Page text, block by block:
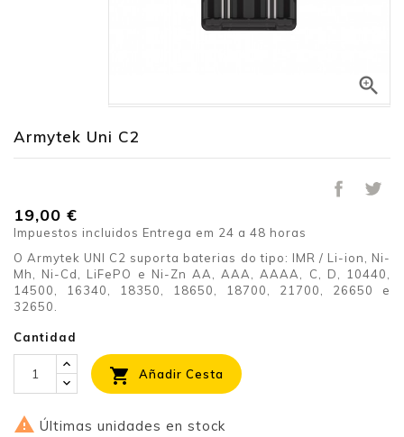

Armytek Uni C2
19,00 €
Impuestos incluidos Entrega em 24 a 48 horas
O Armytek UNI C2 suporta baterias do tipo: IMR / Li-ion, Ni-
Mh, Ni-Cd, LiFePO e Ni-Zn AA, AAA, AAAA, C, D, 10440,
14500, 16340, 18350, 18650, 18700, 21700, 26650 e
32650.
Cantidad
 Añadir Cesta
 Últimas unidades en stock